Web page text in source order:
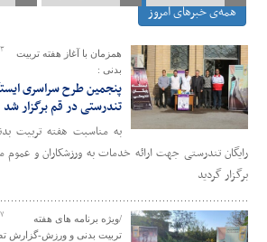
همه‌ی خبرهای امروز
همزمان با آغاز هفته تربیت
بدنی :
پنجمین طرح سراسری
تندرستی در قم برگزار شد
به مناسبت هفته تربیت
رایگان تندرستی جهت ارائه خدمات به ورزشکاران و عموم
برگزار گردید
/ویژه برنامه های هفته
تربیت بدنی و ورزش-گزارش